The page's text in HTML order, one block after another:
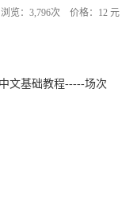
浏览：3,796次 价格：12 元